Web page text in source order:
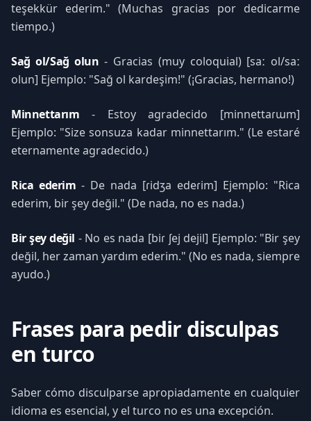
teşekkür ederim." (Muchas gracias por dedicarme
tiempo.)
Sağ ol/Sağ olun - Gracias (muy coloquial) [saː ol/saː
olun] Ejemplo: "Sağ ol kardeşim!" (¡Gracias, hermano!)
Minnettarım - Estoy agradecido [minnettaɾɯm]
Ejemplo: "Size sonsuza kadar minnettarım." (Le estaré
eternamente agradecido.)
Rica ederim - De nada [ɾidʒa edeɾim] Ejemplo: "Rica
ederim, bir şey değil." (De nada, no es nada.)
Bir şey değil - No es nada [biɾ ʃej dejil] Ejemplo: "Bir şey
değil, her zaman yardım ederim." (No es nada, siempre
ayudo.)
Frases para pedir disculpas
en turco
Saber cómo disculparse apropiadamente en cualquier
idioma es esencial, y el turco no es una excepción.